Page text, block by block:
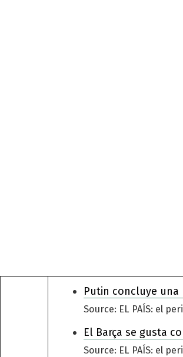
Putin concluye una
Source: EL PAÍS: el
El Barça se gusta
Source: EL PAÍS: el